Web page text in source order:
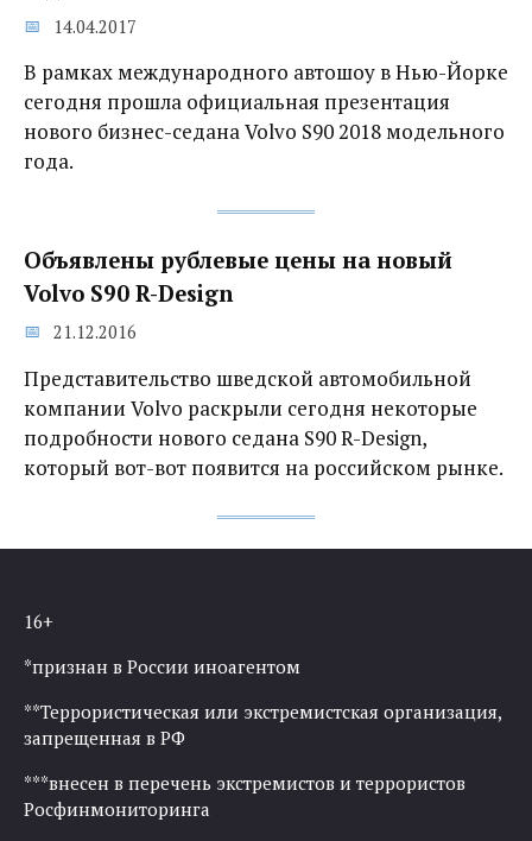
14.04.2017
В рамках международного автошоу в Нью-Йорке
сегодня прошла официальная презентация
нового бизнес-седана Volvo S90 2018 модельного
года.
Объявлены рублевые цены на новый
Volvo S90 R-Design
21.12.2016
Представительство шведской автомобильной
компании Volvo раскрыли сегодня некоторые
подробности нового седана S90 R-Design,
который вот-вот появится на российском рынке.
16+
*признан в России иноагентом
**Террористическая или экстремистская организация,
запрещенная в РФ
***внесен в перечень экстремистов и террористов
Росфинмониторинга